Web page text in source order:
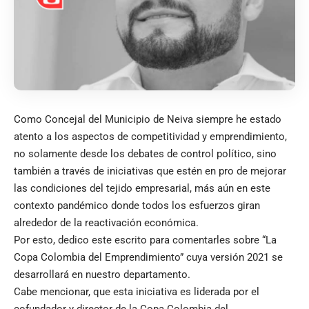
Como Concejal del Municipio de Neiva siempre he estado
atento a los aspectos de competitividad y emprendimiento,
no solamente desde los debates de control político, sino
también a través de iniciativas que estén en pro de mejorar
las condiciones del tejido empresarial, más aún en este
contexto pandémico donde todos los esfuerzos giran
alrededor de la reactivación económica.
Por esto, dedico este escrito para comentarles sobre “La
Copa Colombia del Emprendimiento” cuya versión 2021 se
desarrollará en nuestro departamento.
Cabe mencionar, que esta iniciativa es liderada por el